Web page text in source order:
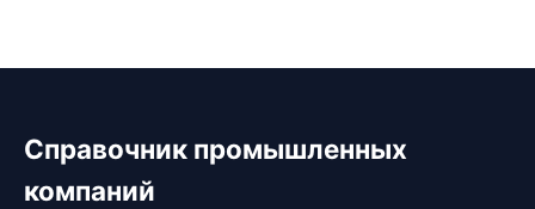
Справочник промышленных
компаний